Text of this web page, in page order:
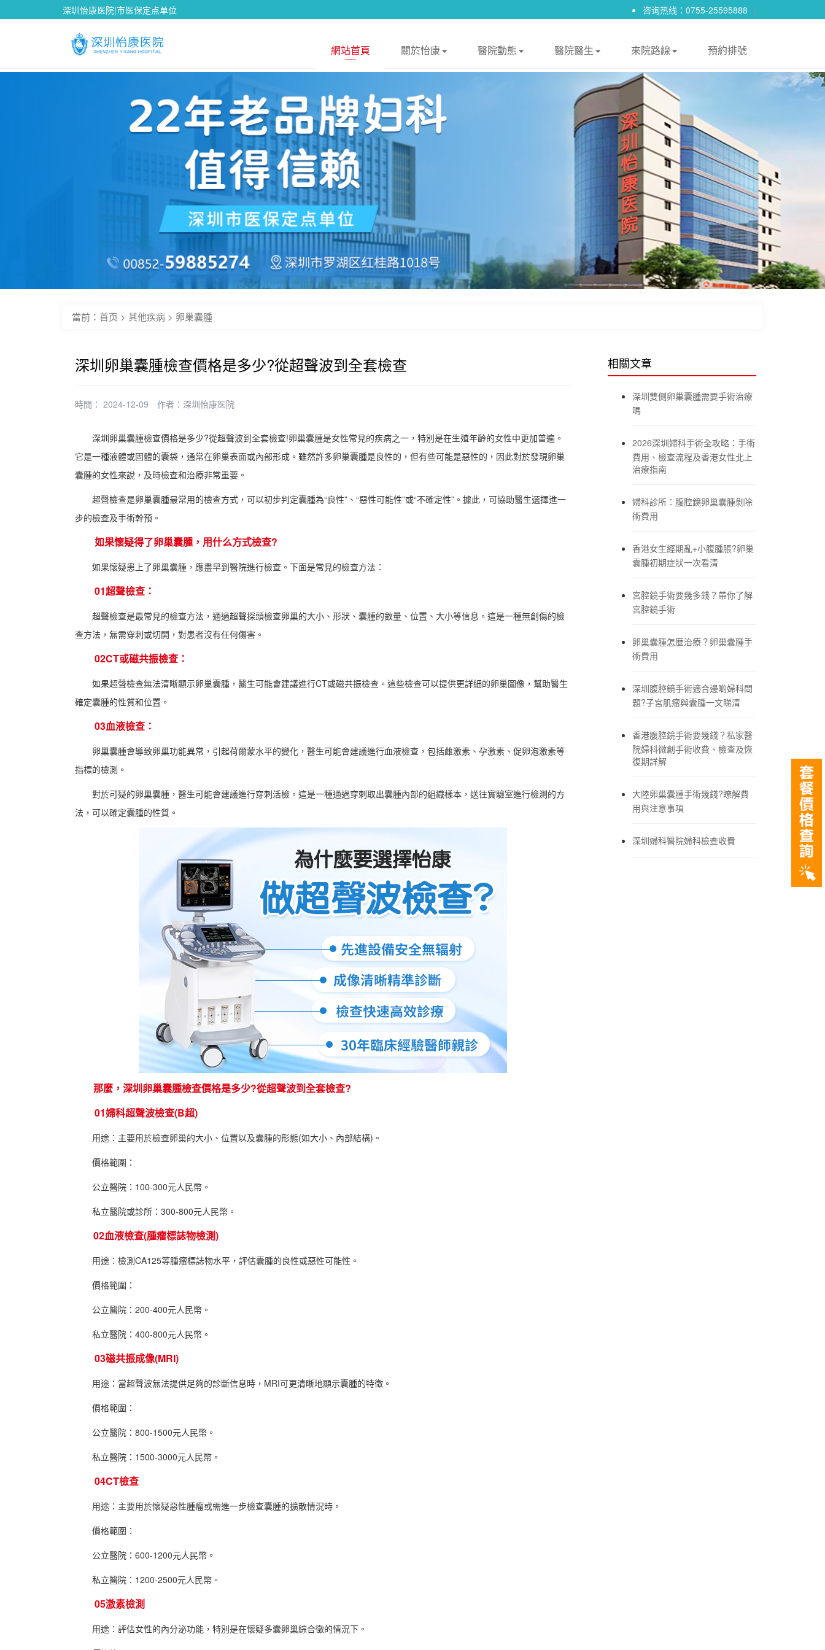
深圳怡康医院|市医保定点单位 咨询热线：0755-25595888 |
網站首頁 關於怡康 醫院動態 醫院醫生 來院路線 預約排號
當前： 首页 > 其他疾病 > 卵巢囊腫
深圳卵巢囊腫檢查價格是多少?從超聲波到全套檢查
時間： 2024-12-09 作者： 深圳怡康医院
深圳卵巢囊腫檢查價格是多少?從超聲波到全套檢查!卵巢囊腫是女性常見的疾病之一，特別是在生殖年齡的女性中更加普遍。
它是一種液體或固體的囊袋，通常在卵巢表面或內部形成。雖然許多卵巢囊腫是良性的，但有些可能是惡性的，因此對於發現卵巢
囊腫的女性來說，及時檢查和治療非常重要。
超聲檢查是卵巢囊腫最常用的檢查方式，可以初步判定囊腫為“良性”、“惡性可能性”或“不確定性”。據此，可協助醫生選擇進一
步的檢查及手術幹預。
如果懷疑得了卵巢囊腫，用什么方式檢查?
如果懷疑患上了卵巢囊腫，應盡早到醫院進行檢查。下面是常見的檢查方法：
01超聲檢查：
超聲檢查是最常見的檢查方法，通過超聲探頭檢查卵巢的大小、形狀、囊腫的數量、位置、大小等信息。這是一種無創傷的檢
查方法，無需穿刺或切開，對患者沒有任何傷害。
02CT或磁共振檢查：
如果超聲檢查無法清晰顯示卵巢囊腫，醫生可能會建議進行CT或磁共振檢查。這些檢查可以提供更詳細的卵巢圖像，幫助醫生
確定囊腫的性質和位置。
03血液檢查：
卵巢囊腫會導致卵巢功能異常，引起荷爾蒙水平的變化，醫生可能會建議進行血液檢查，包括雌激素、孕激素、促卵泡激素等
指標的檢測。
對於可疑的卵巢囊腫，醫生可能會建議進行穿刺活檢。這是一種通過穿刺取出囊腫內部的組織樣本，送往實驗室進行檢測的方
法，可以確定囊腫的性質。
那麼，深圳卵巢囊腫檢查價格是多少?從超聲波到全套檢查?
01婦科超聲波檢查(B超)
用途：主要用於檢查卵巢的大小、位置以及囊腫的形態(如大小、內部結構)。
價格範圍：
公立醫院：100-300元人民幣。
私立醫院或診所：300-800元人民幣。
02血液檢查(腫瘤標誌物檢測)
用途：檢測CA125等腫瘤標誌物水平，評估囊腫的良性或惡性可能性。
價格範圍：
公立醫院：200-400元人民幣。
私立醫院：400-800元人民幣。
03磁共振成像(MRI)
用途：當超聲波無法提供足夠的診斷信息時，MRI可更清晰地顯示囊腫的特徵。
價格範圍：
公立醫院：800-1500元人民幣。
私立醫院：1500-3000元人民幣。
04CT檢查
用途：主要用於懷疑惡性腫瘤或需進一步檢查囊腫的擴散情況時。
價格範圍：
公立醫院：600-1200元人民幣。
私立醫院：1200-2500元人民幣。
05激素檢測
用途：評估女性的內分泌功能，特別是在懷疑多囊卵巢綜合徵的情況下。
相關文章
深圳雙側卵巢囊腫需要手術治療
嗎
2026深圳婦科手術全攻略：手術
費用、檢查流程及香港女性北上
治療指南
婦科診所：腹腔鏡卵巢囊腫剝除
術費用
香港女生經期亂+小腹腫脹?卵巢
囊腫初期症狀一次看清
宮腔鏡手術要幾多錢？帶你了解
宮腔鏡手術
卵巢囊腫怎麼治療？卵巢囊腫手
術費用
深圳腹腔鏡手術適合邊啲婦科問
題?子宮肌瘤與囊腫一文睇清
香港腹腔鏡手術要幾錢？私家醫
院婦科微創手術收費、檢查及恢
復期詳解
大陸卵巢囊腫手術幾錢?瞭解費
用與注意事項
深圳婦科醫院婦科檢查收費